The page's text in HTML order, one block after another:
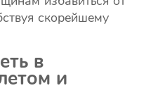
скорейшему
в
и